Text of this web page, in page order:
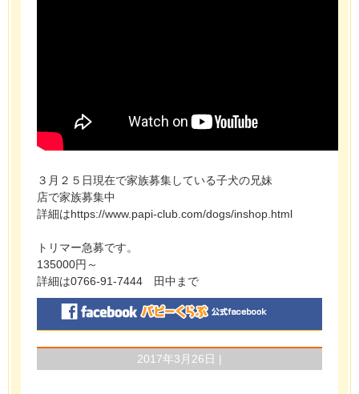
３月２５日現在で家族募集している子犬の兄妹
店で家族募集中
詳細はhttps://www.papi-club.com/dogs/inshop.html
トリマー急募です。
135000円～
詳細は0766-91-7444 田中まで
2017年3月26日 |